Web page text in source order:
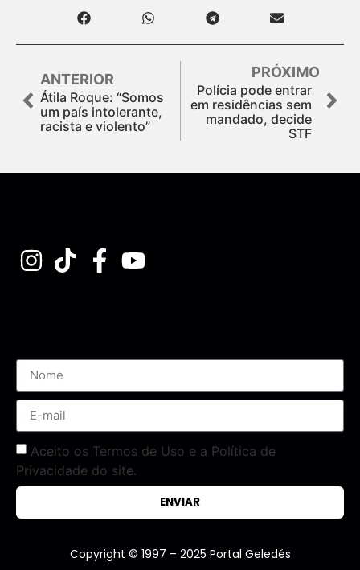
ANTERIOR
Átila Roque: “Somos
um país intolerante,
racista e violento”
PRÓXIMO
Polícia pode entrar
em residências sem
mandado, decide
STF
Aceito os Termos de Uso e a Política de
Privacidade do site.
ENVIAR
Copyright © 1997 – 2025 Portal Geledés